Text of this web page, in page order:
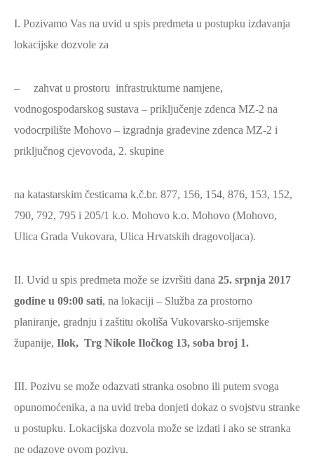
I. Pozivamo Vas na uvid u spis predmeta u postupku izdavanja
lokacijske dozvole za
– zahvat u prostoru infrastrukturne namjene,
vodnogospodarskog sustava – priključenje zdenca MZ-2 na
vodocrpilište Mohovo – izgradnja građevine zdenca MZ-2 i
priključnog cjevovoda, 2. skupine
na katastarskim česticama k.č.br. 877, 156, 154, 876, 153, 152,
790, 792, 795 i 205/1 k.o. Mohovo k.o. Mohovo (Mohovo,
Ulica Grada Vukovara, Ulica Hrvatskih dragovoljaca).
II. Uvid u spis predmeta može se izvršiti dana 25. srpnja 2017
godine u 09:00 sati, na lokaciji – Služba za prostorno
planiranje, gradnju i zaštitu okoliša Vukovarsko-srijemske
županije, Ilok, Trg Nikole Iločkog 13, soba broj 1.
III. Pozivu se može odazvati stranka osobno ili putem svoga
opunomoćenika, a na uvid treba donjeti dokaz o svojstvu stranke
u postupku. Lokacijska dozvola može se izdati i ako se stranka
ne odazove ovom pozivu.